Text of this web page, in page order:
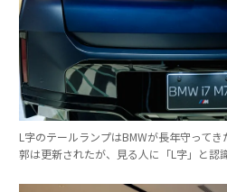
L字のテールランプはBMWが長年守って
郭は更新されたが、見る人に「L字」と認